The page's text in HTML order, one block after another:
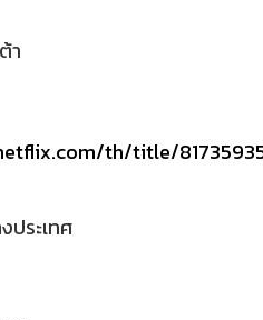
า
th/title/
ระเทศ